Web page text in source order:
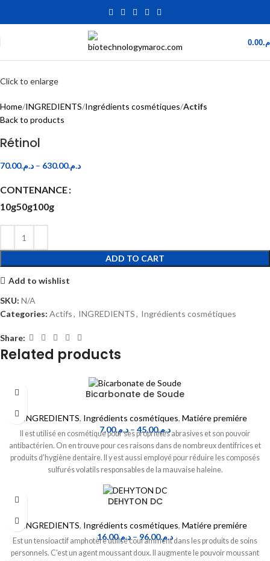
0.00
Click to enlarge
Home INGREDIENTS Ingrédients cosmétiques Actifs
Back to products
Rétinol
د.م.70.00 – د.م.630.00
CONTENANCE
10g50g100g
ADD TO CART
Add to wishlist
SKU: N/A
Categories: Actifs, INGREDIENTS, Ingrédients cosmétiques
Share:
Related products
Bicarbonate de Soude
INGREDIENTS, Ingrédients cosmétiques, Matiére premiére
د.م.7.00 – د.م.45.00
Il est utilisé en cosmétique pour ses propriétés abrasives et son pouvoir
antibactérien. On en trouve pour ces raisons dans de nombreux dentifrices et
produits d'hygiène dentaire. Il y est aussi employé pour réduire les composés
sulfurés volatils responsables de la mauvaise haleine.
DEHYTON DC
INGREDIENTS, Ingrédients cosmétiques, Matiére premiére
د.م.16.00 – د.م.96.00
Est un tensioactif amphotère utilisé couramment dans les produits de soins
personnels. C'est un agent moussant doux. Il augmente le pouvoir moussant